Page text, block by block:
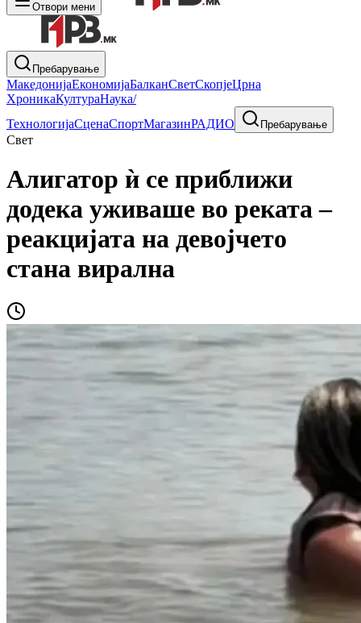
Отвори мени
Пребарување
МакедонијаЕкономијаБалканСветСкопјеЦрна
ХроникаКултураНаука/
ТехнологијаСценаСпортМагазинРАДИО Пребарување
Свет
Алигатор ѝ се приближи
додека уживаше во реката –
реакцијата на девојчето
стана вирална